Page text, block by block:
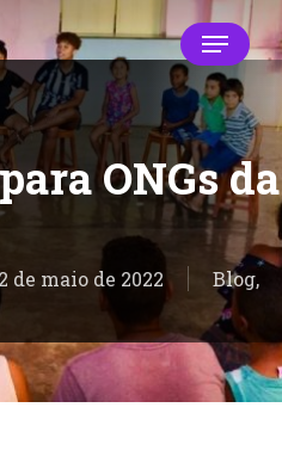
Menu
ONGs da
de maio de 2022 Blog,
Close
Menu